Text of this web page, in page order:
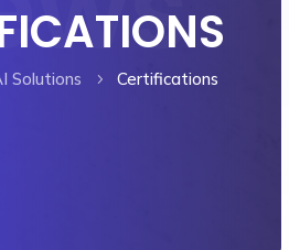
Solutions 5 Certifications